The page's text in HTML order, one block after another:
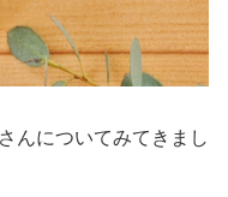
んについてみてきまし